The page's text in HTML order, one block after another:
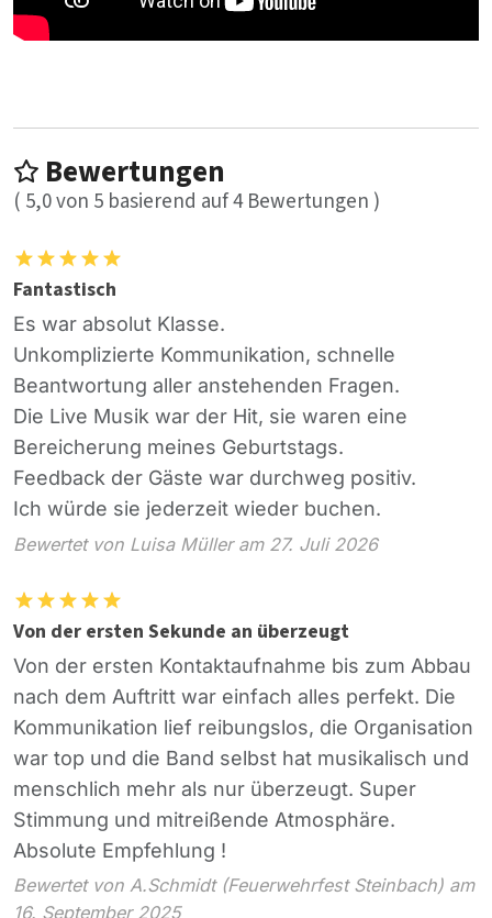
Bewertungen
( 5,0von 5 basierend auf4Bewertungen )
Fantastisch
Es war absolut Klasse.
Unkomplizierte Kommunikation, schnelle
Beantwortung aller anstehenden Fragen.
Die Live Musik war der Hit, sie waren eine
Bereicherung meines Geburtstags.
Feedback der Gäste war durchweg positiv.
Ich würde sie jederzeit wieder buchen.
Bewertet von Luisa Müller am 27. Juli 2026
Von der ersten Sekunde an überzeugt
Von der ersten Kontaktaufnahme bis zum Abbau
nach dem Auftritt war einfach alles perfekt. Die
Kommunikation lief reibungslos, die Organisation
war top und die Band selbst hat musikalisch und
menschlich mehr als nur überzeugt. Super
Stimmung und mitreißende Atmosphäre.
Absolute Empfehlung !
Bewertet von A.Schmidt (Feuerwehrfest Steinbach) am
16. September 2025